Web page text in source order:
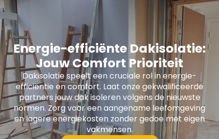
Energie-efficiënte Dakisolatie:
Jouw Comfort Prioriteit
Dakisolatie speelt een cruciale rol in energie-
efficiëntie en comfort. Laat onze gekwalificeerde
partners jouw dak isoleren volgens de nieuwste
normen. Zorg voor een aangename leefomgeving
en lagere energiekosten zonder gedoe met eigen
vakmensen.